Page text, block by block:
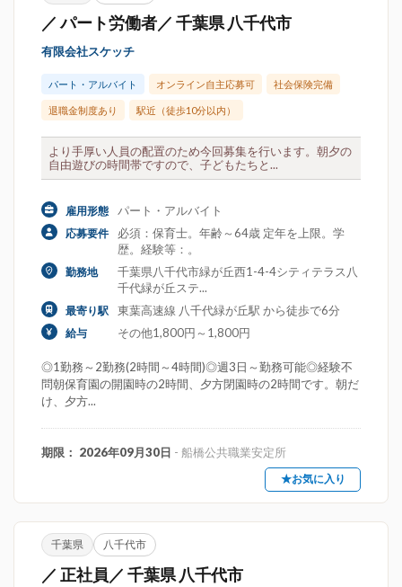
／ パート労働者／ 千葉県 八千代市
有限会社スケッチ
パート・アルバイト オンライン自主応募可 社会保険完備
退職金制度あり 駅近（徒歩10分以内）
より手厚い人員の配置のため今回募集を行います。朝夕の
自由遊びの時間帯ですので、子どもたちと...
雇用形態 パート・アルバイト
応募要件
必須：保育士。年齢～64歳 定年を上限。学
歴。経験等：。
勤務地
千葉県八千代市緑が丘西1-4-4シティテラス八
千代緑が丘ステ...
最寄り駅 東葉高速線 八千代緑が丘駅 から徒歩で6分
給与 その他1,800円～1,800円
◎1勤務～2勤務(2時間～4時間)◎週3日～勤務可能◎経験不
問朝保育園の開園時の2時間、夕方閉園時の2時間です。朝だ
け、夕方...
期限： 2026年09月30日 - 船橋公共職業安定所
★お気に入り
千葉県 八千代市
／ 正社員／ 千葉県 八千代市